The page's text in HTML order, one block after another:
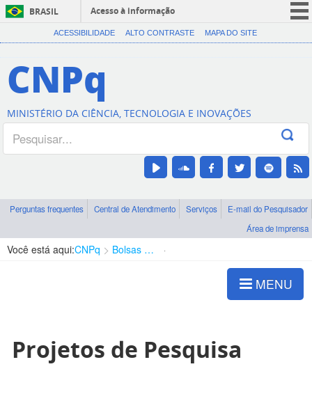
BRASIL
Acesso à informação
CORONAVÍRUS (COVID-19)
Canais
ACESSIBILIDADE ALTO CONTRASTE MAPA DO SITE
CNPq
MINISTÉRIO DA CIÊNCIA, TECNOLOGIA E INOVAÇÕES
Perguntas frequentes Central de Atendimento Serviços
E-mail do Pesquisador
Área de imprensa
Você está aqui:CNPq Bolsas e Auxílios Vigentes
MENU
Projetos de Pesquisa